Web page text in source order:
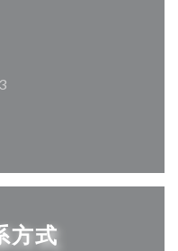
方式